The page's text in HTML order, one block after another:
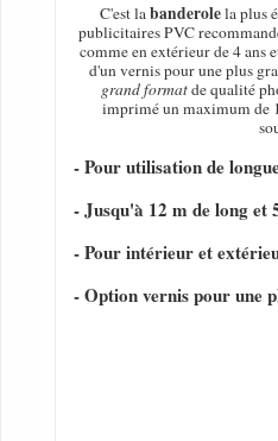
C'est labanderolela plus
publicitaires PVC
comme en extérieur de 4 ans
d'un vernis pour une plus
grand formatde qualité
imprimé un maximum de
- Pour utilisation de
- Jusqu'à 12 m de long et
- Pour intérieur et
- Option vernis pour une